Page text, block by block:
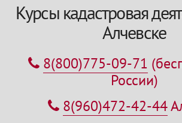
Курсы кадастровая
Алчевске
8(800)775-09-71
России)
8(960)472-42-44